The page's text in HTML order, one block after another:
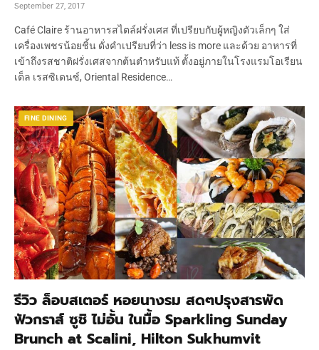
September 27, 2017
Café Claire ร้านอาหารสไตล์ฝรั่งเศส ที่เปรียบกับผู้หญิงตัวเล็กๆ ใส่
เครื่องเพชรน้อยชิ้น ดั่งคำเปรียบที่ว่า less is more และด้วย อาหารที่
เข้าถึงรสชาติฝรั่งเศสจากต้นตำหรับแท้ ตั้งอยู่ภายในโรงแรมโอเรียน
เต็ล เรสซิเดนซ์, Oriental Residence…
FINE DINING
รีวิว ล็อบสเตอร์ หอยนางรม สดๆปรุงสารพัด
ฟัวกราส์ ซูชิ ไม่อั้น ในมื้อ Sparkling Sunday
Brunch at Scalini, Hilton Sukhumvit